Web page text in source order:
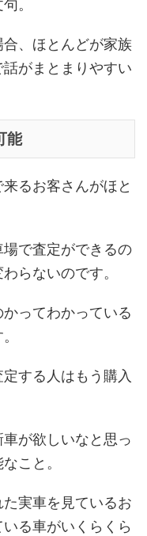
。
、ほとんどが家族
がまとまりやすい
能
るお客さんがほと
で査定ができるの
らないのです。
ってわかっている
する人はもう購入
が欲しいなと思っ
こと。
実車を見ているお
る車がいくらくら